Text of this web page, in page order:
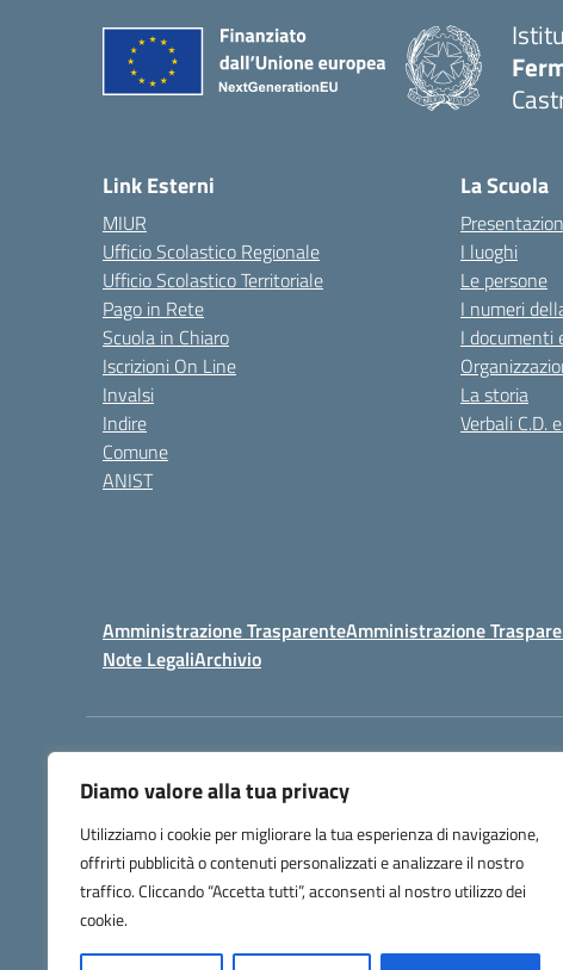
Diamo valore alla tua privacy
Utilizziamo i cookie per migliorare la tua esperienza di navigazione,
offrirti pubblicità o contenuti personalizzati e analizzare il nostro
traffico. Cliccando “Accetta tutti”, acconsenti al nostro utilizzo dei
cookie.
Link Esterni
MIUR
Ufficio Scolastico Regionale
Ufficio Scolastico Territoriale
Pago in Rete
Scuola in Chiaro
Iscrizioni On Line
Invalsi
Indire
Comune
ANIST
La Scuola
I luoghi
Le persone
I numeri
I documenti
La storia
Verbali C.D.
Amministrazione TrasparenteAmministrazione
Note LegaliArchivio